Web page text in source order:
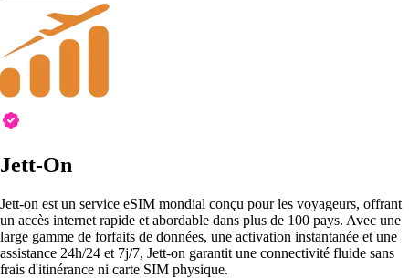
Jett-On
Jett-on est un service eSIM mondial conçu pour les voyageurs, offrant
un accès internet rapide et abordable dans plus de 100 pays. Avec une
large gamme de forfaits de données, une activation instantanée et une
assistance 24h/24 et 7j/7, Jett-on garantit une connectivité fluide sans
frais d'itinérance ni carte SIM physique.